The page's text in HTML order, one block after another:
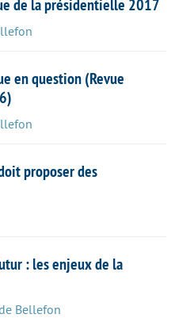
de la présidentielle 2017
en question (Revue
proposer des
: les enjeux de la
Bellefon